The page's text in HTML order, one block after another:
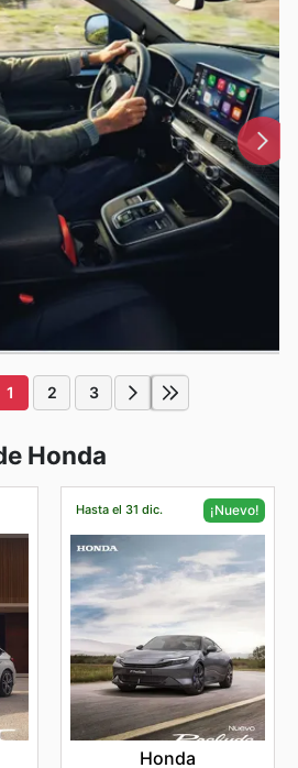
1 2 3
Honda
Hasta el 31 dic. ¡Nuevo!
Honda